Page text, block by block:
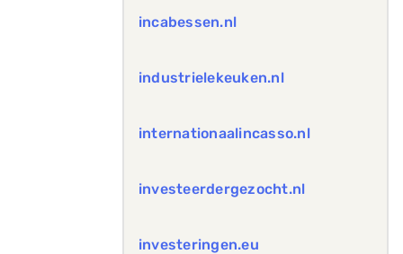
incabessen.nl
industrielekeuken.nl
internationaalincasso.nl
investeerdergezocht.nl
investeringen.eu